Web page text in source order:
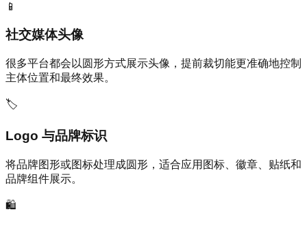
📱
社交媒体头像
很多平台都会以圆形方式展示头像，提前裁切能更准确地控制
主体位置和最终效果。
🏷️
Logo 与品牌标识
将品牌图形或图标处理成圆形，适合应用图标、徽章、贴纸和
品牌组件展示。
🛍️